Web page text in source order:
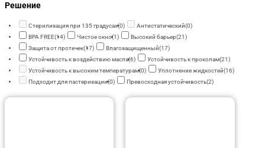
Решение
Стерилизация при 135 градусах(0) Антистатический(0)
BPA FREE(14) Чистое окно(1) Высокий барьер(21)
Защита от протечек(17) Влагозащищенный(17)
Устойчивость к воздействию масла(6) Устойчивость к проколам(21)
Устойчивость к высоким температурам(0) Уплотнение жидкостей(16)
Подходит для пастеризации(0) Превосходная устойчивость(2)